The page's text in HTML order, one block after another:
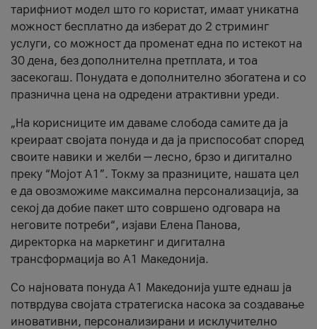
тарифниот модел што го користат, имаат уникатна
можност бесплатно да изберат до 2 стриминг
услуги, со можност да променат една по истекот на
30 дена, без дополнителна претплата, и тоа
засекогаш. Понудата е дополнително збогатена и со
празнична цена на одредени атрактивни уреди.
„На корисниците им даваме слобода самите да ја
креираат својата понуда и да ја приспособат според
своите навики и желби — лесно, брзо и дигитално
преку “Мојот А1”. Токму за празниците, нашата цел
е да овозможиме максимална персонализација, за
секој да добие пакет што совршено одговара на
неговите потреби“, изјави Елена Панова,
директорка на маркетинг и дигитална
трансформација во А1 Македонија.
Со најновата понуда А1 Македонија уште еднаш ја
потврдува својата стратегиска насока за создавање
иновативни, персонализирани и исклучително